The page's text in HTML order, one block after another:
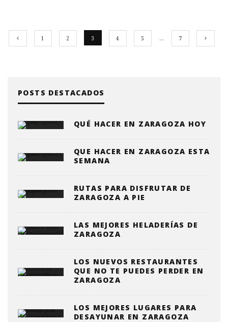
1 2 3 4 5 … 7
POSTS DESTACADOS
QUÉ HACER EN ZARAGOZA HOY
QUE HACER EN ZARAGOZA ESTA
SEMANA
RUTAS PARA DISFRUTAR DE
ZARAGOZA A PIE
LAS MEJORES HELADERÍAS DE
ZARAGOZA
LOS NUEVOS RESTAURANTES
QUE NO TE PUEDES PERDER EN
ZARAGOZA
LOS MEJORES LUGARES PARA
DESAYUNAR EN ZARAGOZA